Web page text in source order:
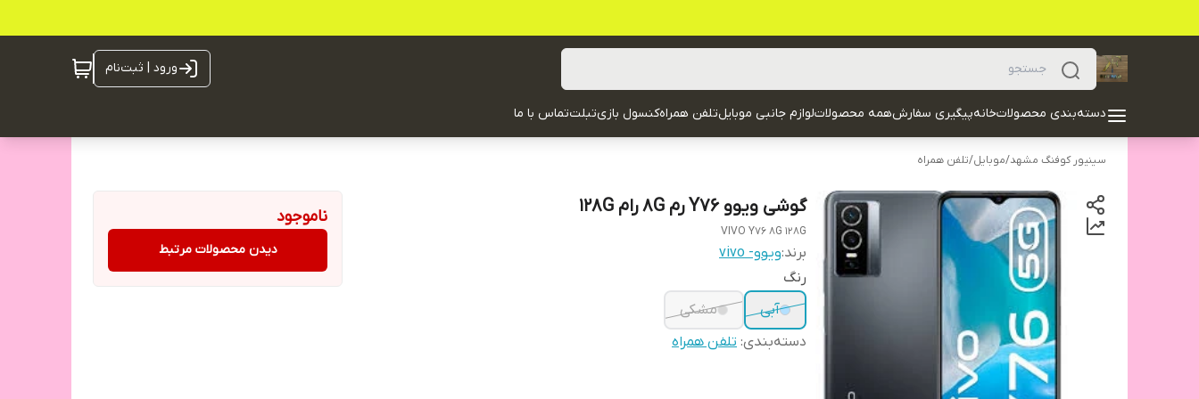
ورود | ثبت‌نام
دسته‌بندی محصولاتخانهپیگیری سفارشهمه محصولاتلوازم جانبی موبایلتلفن همراهکنسول بازیتبلتتماس با ما
سینیور کوفنگ مشهد/موبایل/تلفن همراه
گوشی ویوو Y76 رم 8G رام 128G
VIVO Y76 8G 128G
برند:ویوو- vivo
رنگ
آبی
مشکی
دسته‌بندی: تلفن همراه
ناموجود
دیدن محصولات مرتبط